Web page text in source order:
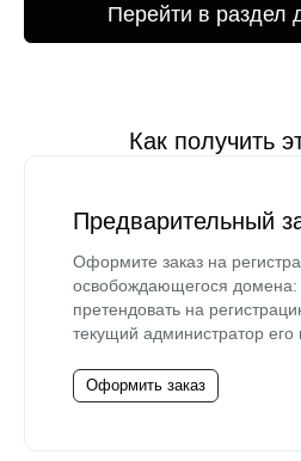
Перейти в раздел
Как получить
Предварительный
Оформите заказ на
освобождающегося
претендовать на
текущий администратор его
Оформить заказ